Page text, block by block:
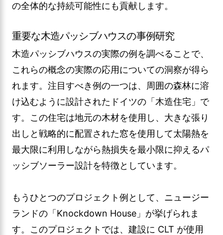
の全体的な持続可能性にも貢献します。
重要な木造パッシブハウスの事例研究
木造パッシブハウスの実際の例を調べることで、
これらの概念の実際の応用についての洞察が得ら
れます。注目すべき例の一つは、周囲の森林に溶
け込むように設計されたドイツの「木造住宅」で
す。この住宅は地元の木材を使用し、大きな張り
出しと戦略的に配置された窓を使用して太陽熱を
最大限に利用しながら熱損失を最小限に抑えるパ
ッシブソーラー設計を特徴としています。
もうひとつのプロジェクト例として、ニュージー
ランドの「Knockdown House」が挙げられま
す。このプロジェクトでは、建設に CLT が使用